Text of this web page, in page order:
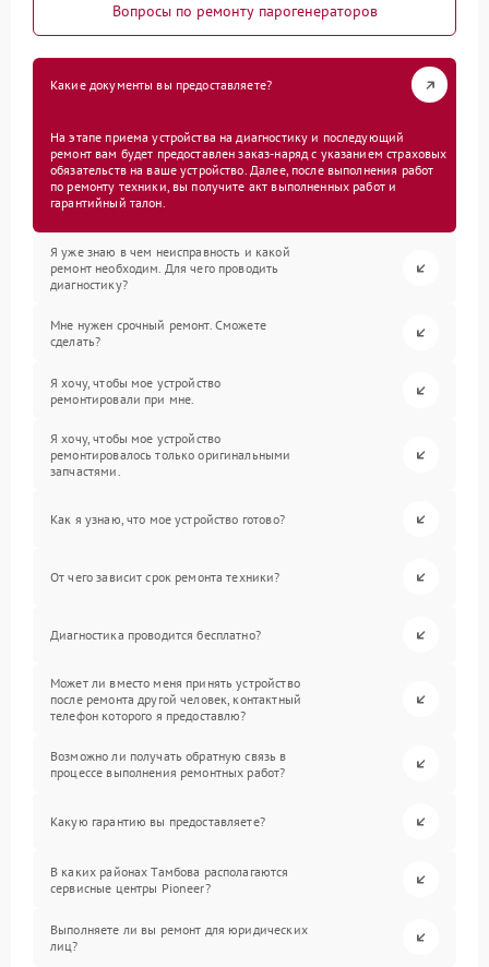
Вопросы по ремонту парогенераторов
Какие документы вы предоставляете?
На этапе приема устройства на диагностику и последующий
ремонт вам будет предоставлен заказ-наряд с указанием страховых
обязательств на ваше устройство. Далее, после выполнения работ
по ремонту техники, вы получите акт выполненных работ и
гарантийный талон.
Я уже знаю в чем неисправность и какой
ремонт необходим. Для чего проводить
диагностику?
Мне нужен срочный ремонт. Сможете
сделать?
Я хочу, чтобы мое устройство
ремонтировали при мне.
Я хочу, чтобы мое устройство
ремонтировалось только оригинальными
запчастями.
Как я узнаю, что мое устройство готово?
От чего зависит срок ремонта техники?
Диагностика проводится бесплатно?
Может ли вместо меня принять устройство
после ремонта другой человек, контактный
телефон которого я предоставлю?
Возможно ли получать обратную связь в
процессе выполнения ремонтных работ?
Какую гарантию вы предоставляете?
В каких районах Тамбова располагаются
сервисные центры Pioneer?
Выполняете ли вы ремонт для юридических
лиц?